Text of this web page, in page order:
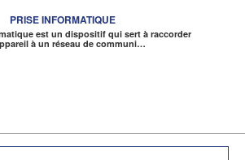
PRISE INFORMATIQUE
est un dispositif qui sert à raccorder
à un réseau de communi…